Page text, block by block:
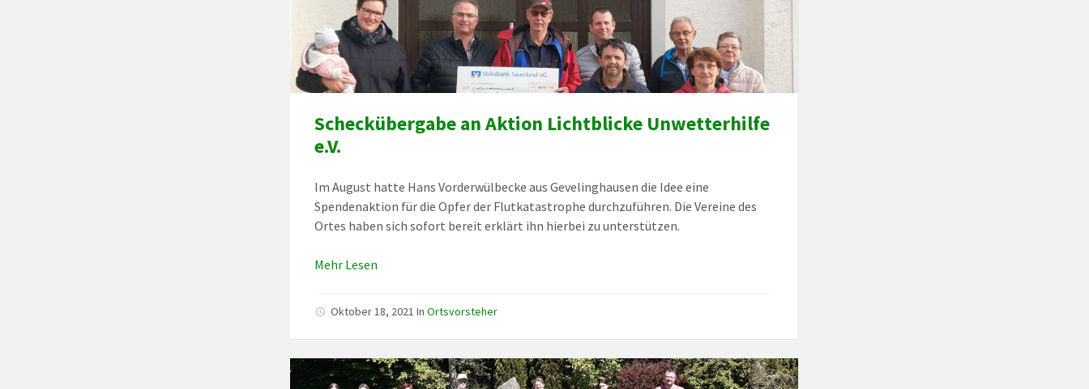
Scheckübergabe an Aktion Lichtblicke Unwetterhilfe
e.V.
Im August hatte Hans Vorderwülbecke aus Gevelinghausen die Idee eine
Spendenaktion für die Opfer der Flutkatastrophe durchzuführen. Die Vereine des
Ortes haben sich sofort bereit erklärt ihn hierbei zu unterstützen.
Mehr Lesen
Oktober 18, 2021InOrtsvorsteher